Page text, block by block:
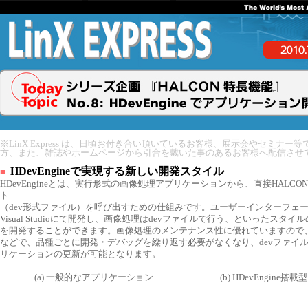
※LinX Express は、日頃お付き合い頂いているお客様、展示会やセミナー等
方、また、雑誌やホームページから引合を戴いた事のあるお客様へ配信させ
■ HDevEngineで実現する新しい開発スタイル
HDevEngineとは、実行形式の画像処理アプリケーションから、直接
ト
（dev形式ファイル）を呼び出すための仕組みです。ユーザーインターフェ
Visual Studioにて開発し、画像処理はdevファイルで行う、といったスタイ
を開発することができます。画像処理のメンテナンス性に優れていますので
などで、品種ごとに開発・デバッグを繰り返す必要がなくなり、devファイ
リケーションの更新が可能となります。
(a) 一般的なアプリケーション (b) HDevEngine搭載